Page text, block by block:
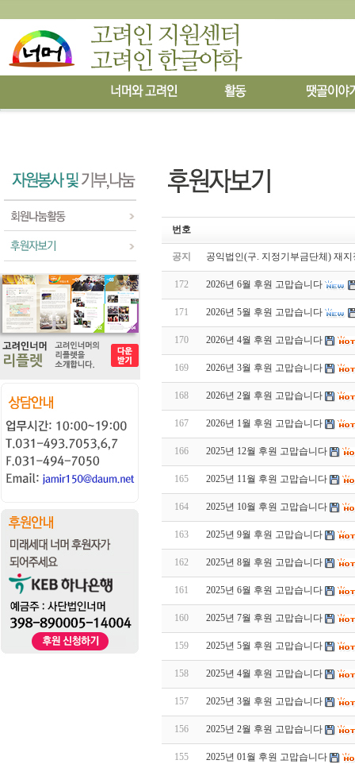
번호
공지 공익법인(구. 지정기부금단체) 재
172 2026년 6월 후원 고맙습니다
171 2026년 5월 후원 고맙습니다
170 2026년 4월 후원 고맙습니다
169 2026년 3월 후원 고맙습니다
168 2026년 2월 후원 고맙습니다
167 2026년 1월 후원 고맙습니다
166 2025년 12월 후원 고맙습니다
165 2025년 11월 후원 고맙습니다
164 2025년 10월 후원 고맙습니다
163 2025년 9월 후원 고맙습니다
162 2025년 8월 후원 고맙습니다
161 2025년 6월 후원 고맙습니다
160 2025년 7월 후원 고맙습니다
159 2025년 5월 후원 고맙습니다
158 2025년 4월 후원 고맙습니다
157 2025년 3월 후원 고맙습니다
156 2025년 2월 후원 고맙습니다
155 2025년 01월 후원 고맙습니다